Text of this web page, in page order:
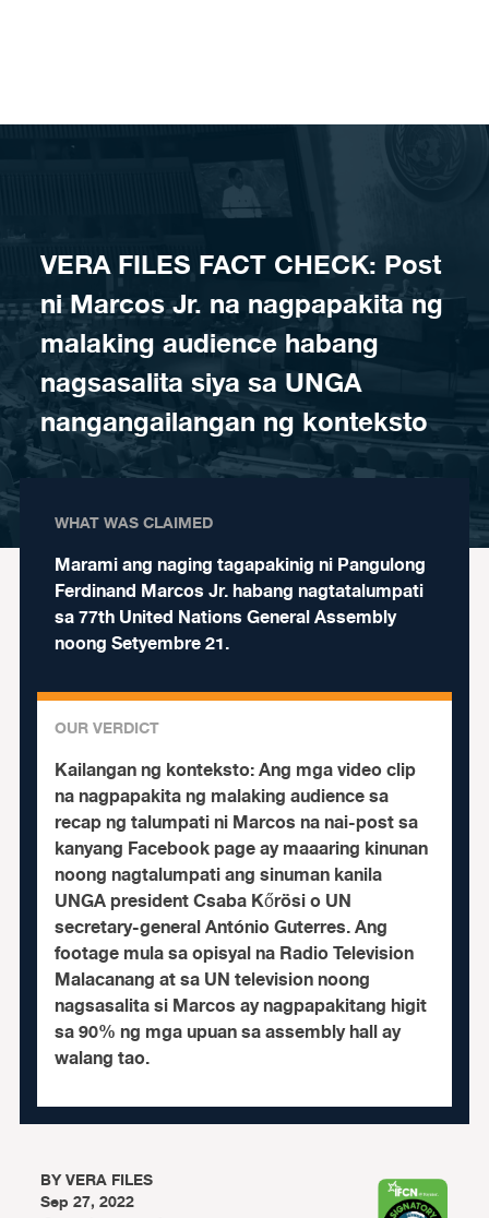
VERA FILES FACT CHECK: Post
ni Marcos Jr. na nagpapakita ng
malaking audience habang
nagsasalita siya sa UNGA
nangangailangan ng konteksto
WHAT WAS CLAIMED
Marami ang naging tagapakinig ni Pangulong
Ferdinand Marcos Jr. habang nagtatalumpati
sa 77th United Nations General Assembly
noong Setyembre 21.
OUR VERDICT
Kailangan ng konteksto:Ang mga video clip
na nagpapakita ng malaking audience sa
recap ng talumpati ni Marcos na nai-post sa
kanyang Facebook page ay maaaring kinunan
noong nagtalumpati ang sinuman kanila
UNGA president Csaba Kőrösi o UN
secretary-general António Guterres. Ang
footage mula sa opisyal na Radio Television
Malacanang at sa UN television noong
nagsasalita si Marcos ay nagpapakitang higit
sa 90% ng mga upuan sa assembly hall ay
walang tao.
BYVERA FILES
Sep 27, 2022